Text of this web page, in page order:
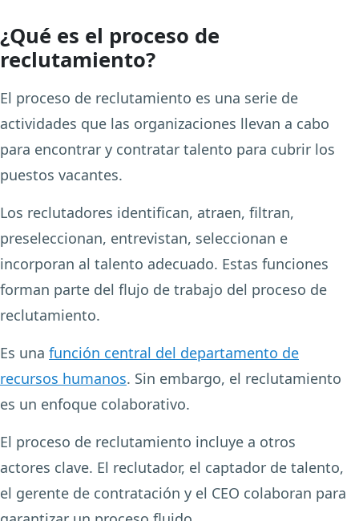
¿Qué es el proceso de
reclutamiento?
El proceso de reclutamiento es una serie de
actividades que las organizaciones llevan a cabo
para encontrar y contratar talento para cubrir los
puestos vacantes.
Los reclutadores identifican, atraen, filtran,
preseleccionan, entrevistan, seleccionan e
incorporan al talento adecuado. Estas funciones
forman parte del flujo de trabajo del proceso de
reclutamiento.
Es una función central del departamento de
recursos humanos. Sin embargo, el reclutamiento
es un enfoque colaborativo.
El proceso de reclutamiento incluye a otros
actores clave. El reclutador, el captador de talento,
el gerente de contratación y el CEO colaboran para